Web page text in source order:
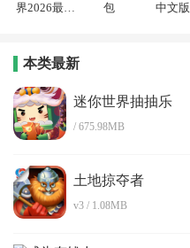
界2026最新
包
中文版
本类最新
迷你世界抽抽乐
/ 675.98MB
土地掠夺者
v3 / 1.08MB